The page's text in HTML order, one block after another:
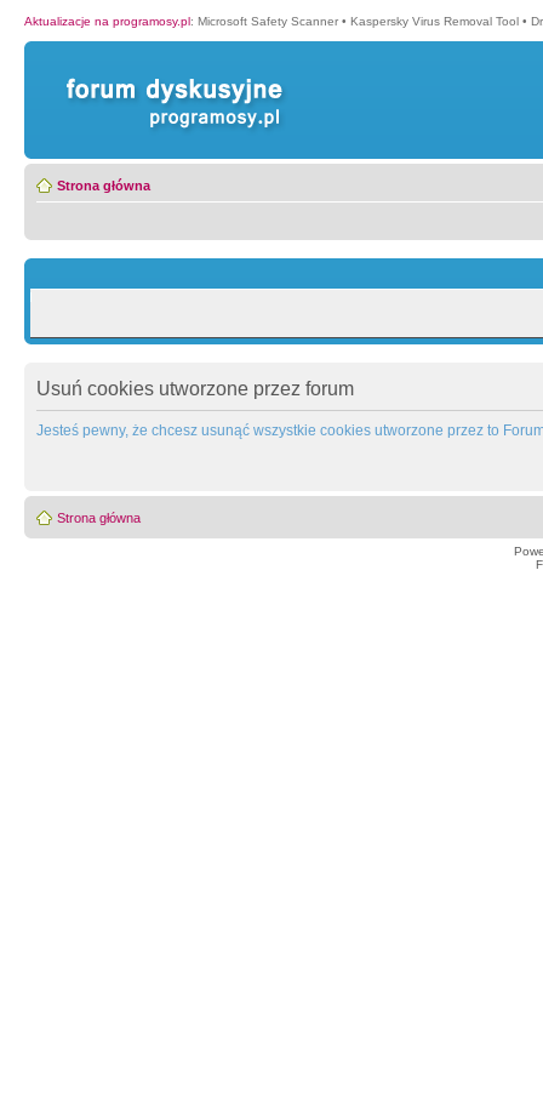
Aktualizacje na programosy.pl: Microsoft Safety Scanner • Kaspersky Virus Removal Tool •
Strona główna
Usuń cookies utworzone przez forum
Jesteś pewny, że chcesz usunąć wszystkie cookies utworzone przez to
Strona główna